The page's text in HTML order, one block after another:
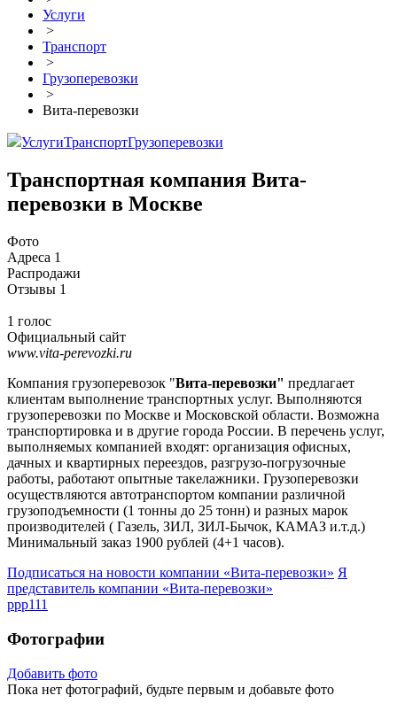
Услуги
>
Транспорт
>
Грузоперевозки
>
Вита-перевозки
УслугиТранспортГрузоперевозки
Транспортная компания Вита-
перевозки в Москве
Фото
Адреса 1
Распродажи
Отзывы 1
1 голос
Официальный сайт
www.vita-perevozki.ru
Компания грузоперевозок "Вита-перевозки" предлагает
клиентам выполнение транспортных услуг. Выполняются
грузоперевозки по Москве и Московской области. Возможна
транспортировка и в другие города России. В перечень услуг,
выполняемых компанией входят: организация офисных,
дачных и квартирных переездов, разгрузо-погрузочные
работы, работают опытные такелажники. Грузоперевозки
осуществляются автотранспортом компании различной
грузоподъемности (1 тонны до 25 тонн) и разных марок
производителей ( Газель, ЗИЛ, ЗИЛ-Бычок, КАМАЗ и.т.д.)
Минимальный заказ 1900 рублей (4+1 часов).
Подписаться на новости компании «Вита-перевозки» Я
представитель компании «Вита-перевозки»
ppp111
Фотографии
Добавить фото
Пока нет фотографий, будьте первым и добавьте фото